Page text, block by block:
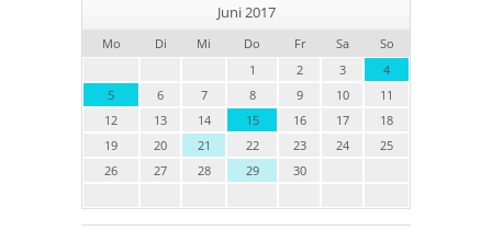
Juni 2017
Mo Di Mi Do Fr Sa
So
1
2 3
4
5
6 7 8 9 10
11
12
13 14 15 16 17
18
19
20 21 22 23 24
25
26
27 28 29 30